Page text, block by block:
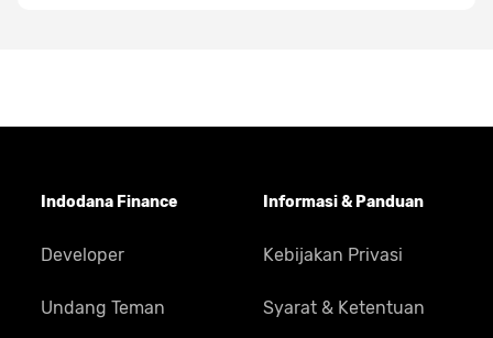
Indodana Finance
Developer
Undang Teman
Informasi & Panduan
Kebijakan Privasi
Syarat & Ketentuan